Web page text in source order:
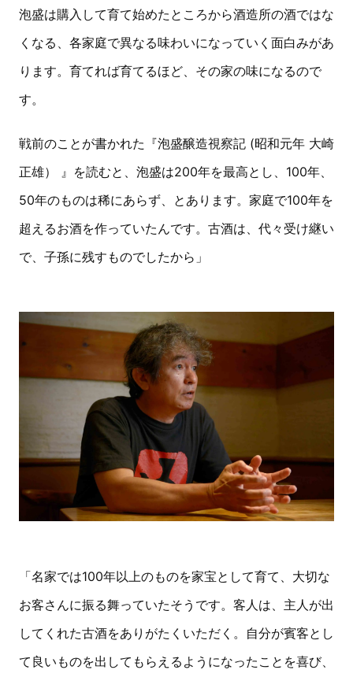
泡盛は購入して育て始めたところから酒造所の酒ではな
くなる、各家庭で異なる味わいになっていく面白みがあ
ります。育てれば育てるほど、その家の味になるので
す。
戦前のことが書かれた『泡盛醸造視察記 (昭和元年 大崎
正雄） 』を読むと、泡盛は200年を最高とし、100年、
50年のものは稀にあらず、とあります。家庭で100年を
超えるお酒を作っていたんです。古酒は、代々受け継い
で、子孫に残すものでしたから」
「名家では100年以上のものを家宝として育て、大切な
お客さんに振る舞っていたそうです。客人は、主人が出
してくれた古酒をありがたくいただく。自分が賓客とし
て良いものを出してもらえるようになったことを喜び、